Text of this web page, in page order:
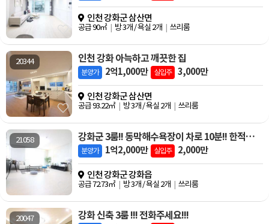
인천 강화군 삼산면
공급 90㎡ 방 3개 / 욕실 2개 쓰리룸
20344 인천 강화 아늑하고 깨끗한 집
분양가 2억1,000만 실입주 3,000만
인천 강화군 삼산면
공급 93.22㎡ 방 3개 / 욕실 2개 쓰리룸
21058 강화군 3룸!! 동막해수욕장이 차로 10분!! 한적하고 평화로운삶~~
분양가 1억2,000만 실입주 2,000만
인천 강화군 강화읍
공급 72.73㎡ 방 3개 / 욕실 2개 쓰리룸
20047 강화 신축 3룸 !!! 전화주세요!!!